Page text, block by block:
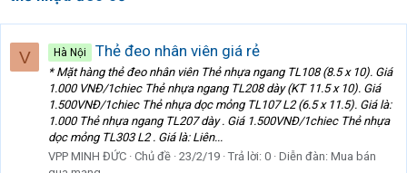
V Hà Nội Thẻ đeo nhân viên giá rẻ
* Mặt hàng thẻ đeo nhân viên Thẻ nhựa ngang TL108 (8.5 x 10). Giá
1.000 VNĐ/1chiec Thẻ nhựa ngang TL208 dày (KT 11.5 x 10). Giá
1.500VNĐ/1chiec Thẻ nhựa dọc mỏng TL107 L2 (6.5 x 11.5). Giá là:
1.000 Thẻ nhựa ngang TL207 dày . Giá 1.500VNĐ/1chiec Thẻ nhựa
dọc mỏng TL303 L2 . Giá là: Liên...
VPP MINH ĐỨC Chủ đề 23/2/19 Trả lời: 0 Diễn đàn: Mua bán